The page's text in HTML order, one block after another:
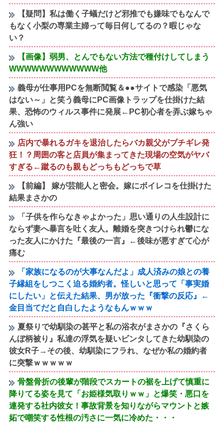
【疑問】私は働く子蟻だけど邪推でも嫌味でもなんで
もなく小梨の専業主婦って毎日何してるの？暇じゃな
い？
【画像】弱男、とんでもない方法で種付けしてしまう
WWWWWWWWWWWW他
義母が仕事用PCを無断閲覧＆●●サイトで感染「悪気
はない～」と笑う義母にPC画像トラップを仕掛けた結
果、恐怖のウィルス事件に発展←PC初心者を弄ぶ嫁ちゃ
ん強い
店内で暴れるガキを退治したらバカ親父がブチギレ発
狂！？周囲の客と店員が集まってきた現場の空気がヤバ
すぎる←蹴るのも親もどっちもどっちで草
【前編】 嫁が芸能人と密会。嫁にボイレコを仕掛けた
結果まさかの
「子供を作らなきゃよかった」思い通りの人生設計に
ならず妻へ暴言を吐く友人。離婚を突きつけられ鬱にな
った友人にかけた『最後の一言』←後味が悪すぎて心が
痛む
「家族になるのが大事なんだよ」成人済みの娘との養
子縁組をしつこく迫る婚約者。怪しいと思って「事実婚
にしたい」と伝えた結果、男が放った『衝撃の反応』←
金目当てだと自白したようなもんｗｗｗ
夏祭りで幼馴染の甚平と私の浴衣がまさかの『さくら
んぼ柄被り』私達の浮気を疑いビンタしてきた幼馴染の
彼女R子→その後、幼馴染にフラれ、なぜか私の婚約者
に突撃ｗｗｗｗｗ
骨盤骨折の後輩が階段でスカートの裾を上げて慎重に
降りてる姿を見て「お姫様気取りｗｗ」と爆笑・悪口を
連発する社内彼女！事故背景を知りながらマウントと嫉
妬で嘲笑する性根の汚さに一気に冷めた・・・